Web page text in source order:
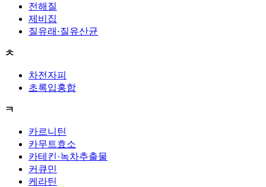
전해질
제비집
질유래·질유산균
ㅊ
차전자피
초록입홍합
ㅋ
카르니틴
카무트효소
카테킨·녹차추출물
커큐민
케라틴